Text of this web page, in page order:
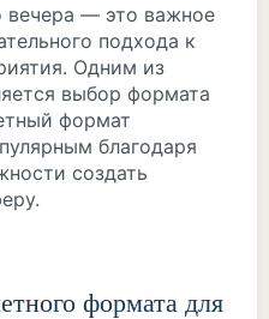
вечера — это важное
подхода к
Одним из
выбор формата
формат
благодаря
создать
формата для